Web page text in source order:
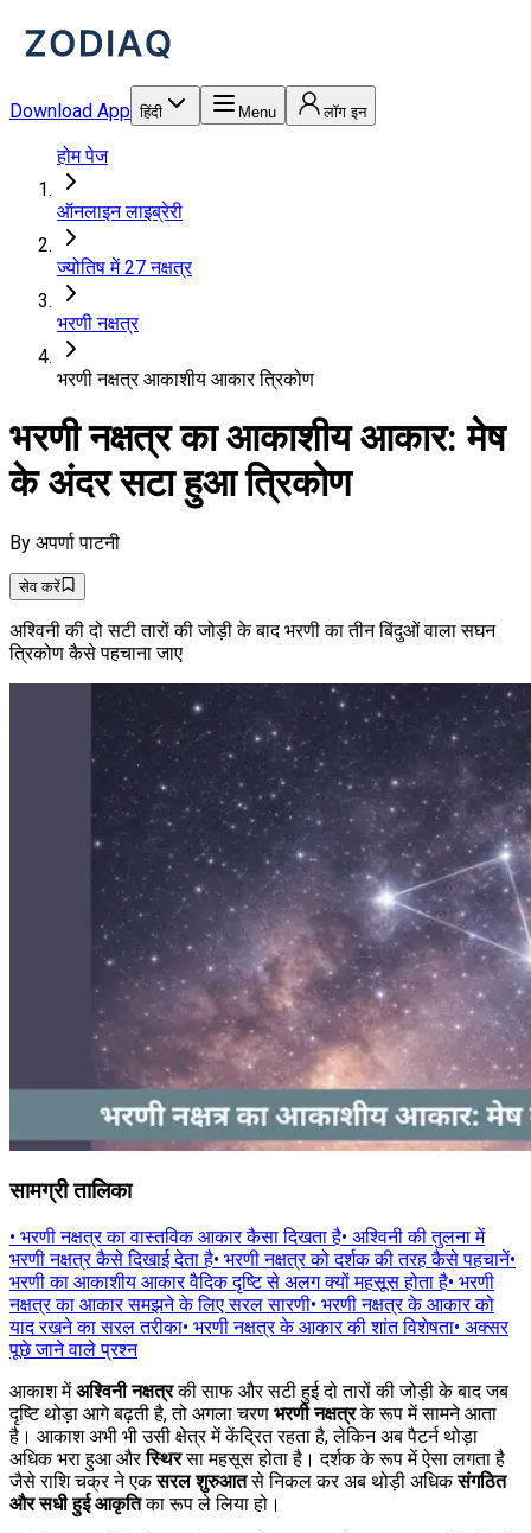
Download App हिंदी Menu लॉग इन
होम पेज
ऑनलाइन लाइब्रेरी
ज्योतिष में 27 नक्षत्र
भरणी नक्षत्र
भरणी नक्षत्र आकाशीय आकार त्रिकोण
भरणी नक्षत्र का आकाशीय आकार: मेष
के अंदर सटा हुआ त्रिकोण
By अपर्णा पाटनी
सेव करें
अश्विनी की दो सटी तारों की जोड़ी के बाद भरणी का तीन बिंदुओं वाला सघन
त्रिकोण कैसे पहचाना जाए
सामग्री तालिका
• भरणी नक्षत्र का वास्तविक आकार कैसा दिखता है• अश्विनी की तुलना में
भरणी नक्षत्र कैसे दिखाई देता है• भरणी नक्षत्र को दर्शक की तरह कैसे पहचानें•
भरणी का आकाशीय आकार वैदिक दृष्टि से अलग क्यों महसूस होता है• भरणी
नक्षत्र का आकार समझने के लिए सरल सारणी• भरणी नक्षत्र के आकार को
याद रखने का सरल तरीका• भरणी नक्षत्र के आकार की शांत विशेषता• अक्सर
पूछे जाने वाले प्रश्न
आकाश मेंअश्विनी नक्षत्रकी साफ और सटी हुई दो तारों की जोड़ी के बाद जब
दृष्टि थोड़ा आगे बढ़ती है, तो अगला चरण भरणी नक्षत्रके रूप में सामने आता
है। आकाश अभी भी उसी क्षेत्र में केंद्रित रहता है, लेकिन अब पैटर्न थोड़ा
अधिक भरा हुआ औरस्थिरसा महसूस होता है। दर्शक के रूप में ऐसा लगता है
जैसे राशि चक्र ने एकसरल शुरुआतसे निकल कर अब थोड़ी अधिकसंगठित
और सधी हुई आकृतिका रूप ले लिया हो।